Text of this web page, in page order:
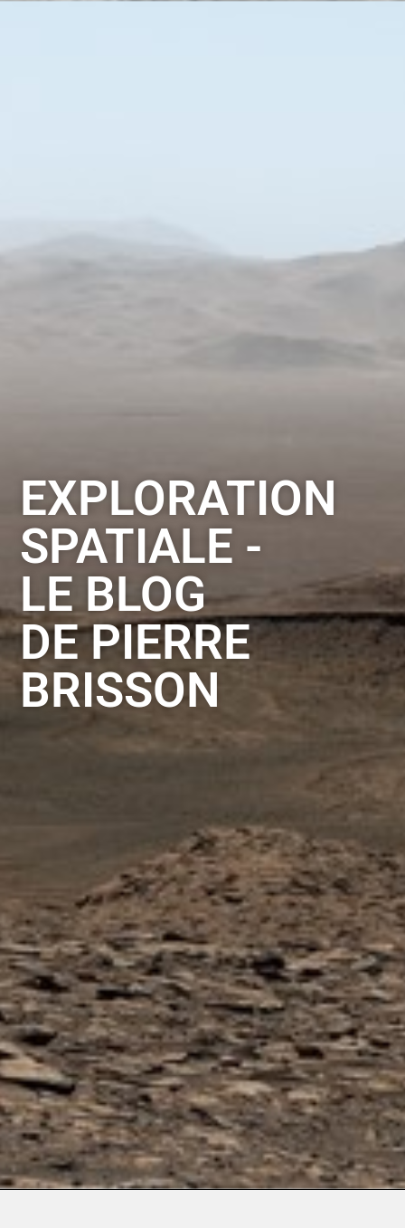
EXPLORATION
SPATIALE -
LE BLOG
DE PIERRE
BRISSON